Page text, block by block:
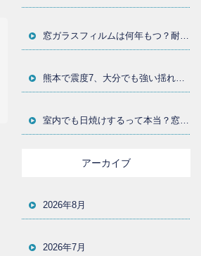
窓ガラスフィルムは何年もつ？耐用年数・貼り替え時期・劣化サインを大分の施工店が解説
熊本で震度7、大分でも強い揺れ｜地震後に確認したい窓ガラスと飛散防止フィルム
室内でも日焼けするって本当？窓からの紫外線対策とUVカットフィルムの選び方を大分の施工店が解説
アーカイブ
2026年8月
2026年7月